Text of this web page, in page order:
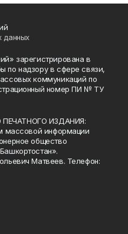
данных
зарегистрирована в
по надзору в сфере связи,
коммуникаций по
номер ПИ № ТУ
ИЗДАНИЯ:
массовой информации
общество
Матвеев. Телефон: